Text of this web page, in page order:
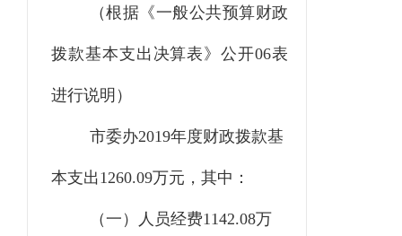
（根据《一般公共预算财政
拨款基本支出决算表》公开06表
进行说明）
市委办2019年度财政拨款基
本支出1260.09万元，其中：
（一） 人员经费1142.08万